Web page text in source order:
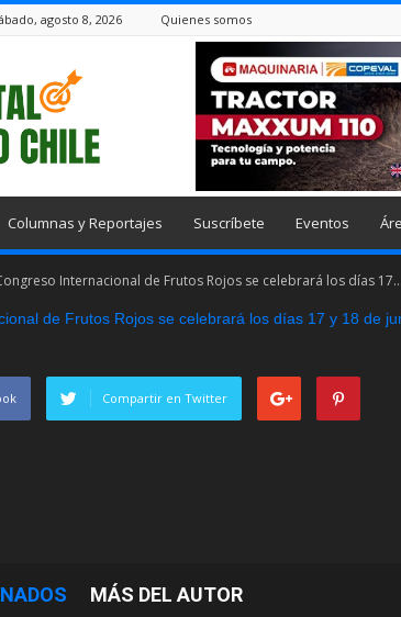
agosto 8, 2026 Quienes somos
Columnas y Reportajes Suscríbete Eventos
Internacional de Frutos Rojos se celebrará los días 17...
Compartir en Twitter
MÁS DEL AUTOR